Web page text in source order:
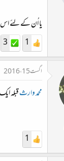
یا اُن کے لئے اس
1
3
اگست 15، 2016
محمد وارثقبلہ
1